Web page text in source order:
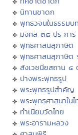
นิทานชาดก
พุทธวจนในธรรมบท
มงคล ๓๘ ประการ
พุทธศาสนสุภาษิต
พุทธศาสนสุภาษิต
สังเวชนียสถาน ๔
ปางพระพุทธรูป
พระพุทธรูปสำคัญ
พระพุทธศาสนาในไ
ทำเนียบวัดไทย
พระอารามหลวง